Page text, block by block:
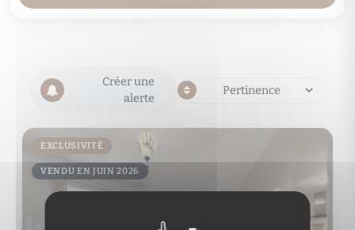
Créer une
alerte
EXCLUSIVITÉ
VENDU EN JUIN 2026